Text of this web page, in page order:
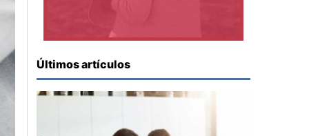
Últimos artículos